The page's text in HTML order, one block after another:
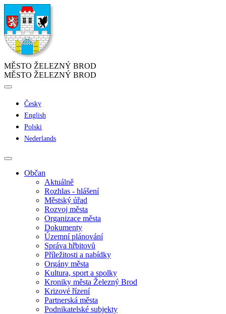
MĚSTO ŽELEZNÝ BROD
MĚSTO ŽELEZNÝ BROD
Česky
English
Polski
Nederlands
Občan
Aktuálně
Rozhlas - hlášení
Městský úřad
Rozvoj města
Organizace města
Dokumenty
Územní plánování
Správa hřbitovů
Příležitosti a nabídky
Orgány města
Kultura, sport a spolky
Kroniky města Železný Brod
Krizové řízení
Partnerská města
Podnikatelské subjekty